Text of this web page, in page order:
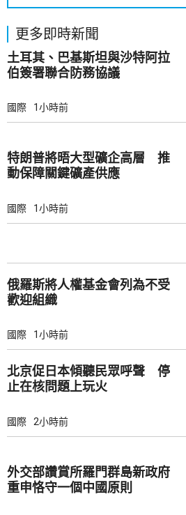
更多即時新聞
土耳其、巴基斯坦與沙特阿拉
伯簽署聯合防務協議
國際 1小時前
特朗普將晤大型礦企高層 推
動保障關鍵礦產供應
國際 1小時前
俄羅斯將人權基金會列為不受
歡迎組織
國際 1小時前
北京促日本傾聽民眾呼聲 停
止在核問題上玩火
國際 2小時前
外交部讚賞所羅門群島新政府
重申恪守一個中國原則